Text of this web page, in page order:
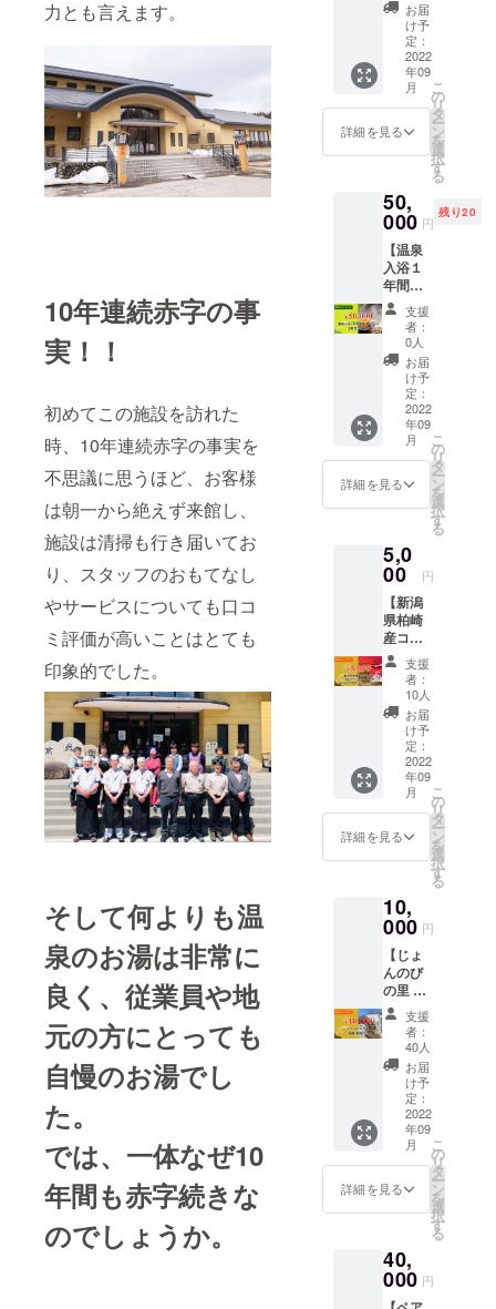
力とも言えます。
10年連続赤字の事
実！！
初めてこの施設を訪れた
時、10年連続赤字の事実を
不思議に思うほど、お客様
は朝一から絶えず来館し、
施設は清掃も行き届いてお
り、スタッフのおもてなし
やサービスについても口コ
ミ評価が高いことはとても
印象的でした。
そして何よりも温
泉のお湯は非常に
良く、従業員や地
元の方にとっても
自慢のお湯でし
た。
では、一体なぜ10
年間も赤字続きな
のでしょうか。
15枚が
セット
になっ
たお得
なチ
ケット
です。
何度で
も足を
くなる
美肌の
湯を是
非お楽
しみ下
さい。
※有効期
限：
2022年
9月～
2023年
8月 ※郵
送にて
お届け
いたし
ます。
お届
け予
定：
2022
年09
月
詳細を見る
こ
の
リ
タ
ー
ン
を
選
択
す
る
50,
000 円
残り20
【温泉
入浴１
年間フ
リーパ
ス（限
定20名
様）】
一年間
いつで
も温泉
入り放
題のフ
リーパ
スをご
提供さ
せて頂
す。 有
効期
限：
2022年
9月～
2023年
8月
支援
者：
0人
お届
け予
定：
2022
年09
月
詳細を見る
こ
の
リ
タ
ー
ン
を
選
択
す
る
5,0
00 円
【新潟
県柏崎
産コシ
ヒカリ
「米山
プリン
セス」
のお米
＆ごは
んのお
「しょ
うゆの
実」】
希少価
値の高
山プリ
ンセ
ス」の
お米
と、ア
ツアツ
のご飯
に乗せ
て食べ
ると美
味しい
「しょ
うゆの
実」を
お届け
しま
す。新
で味
わって
みて下
支援
者：
10人
お届
け予
定：
2022
年09
月
詳細を見る
こ
の
リ
タ
ー
ン
を
選
択
す
る
10,
000 円
【じょ
んのび
の里 高
柳 新米
10kg】
一番オ
ススメ
のリ
ターン
です！
「じょ
んのび
田」で
採れた
新米を9
月にお
ます。
ここで
しか食
支援
者：
40人
お届
け予
定：
2022
年09
月
詳細を見る
こ
の
リ
タ
ー
ン
を
選
択
す
る
40,
000 円